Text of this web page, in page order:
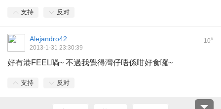
支持 反对
10#
Alejandro42
2013-1-31 23:30:39
好有港FEEL喎~ 不過我覺得灣仔唔係咁好食囉~
支持 反对